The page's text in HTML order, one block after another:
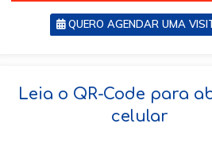
QUERO AGENDAR UMA
VOLTAR
Leia o QR-Code para
celular